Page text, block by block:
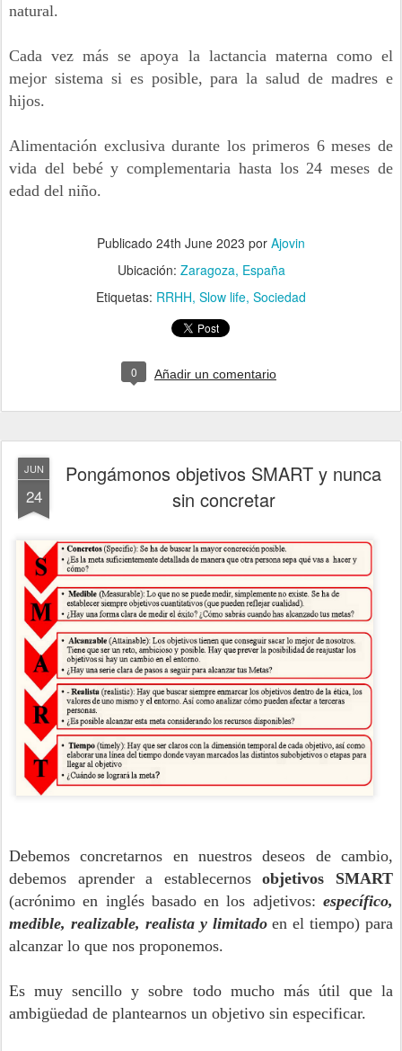
natural.
Cada vez más se apoya la lactancia materna como el
mejor sistema si es posible, para la salud de madres e
hijos.
Alimentación exclusiva durante los primeros 6 meses de
vida del bebé y complementaria hasta los 24 meses de
edad del niño.
Publicado 24th June 2023 por Ajovin
Ubicación: Zaragoza, España
Etiquetas: RRHH Slow life Sociedad
0 Añadir un comentario
JUN
24
Pongámonos objetivos SMART y nunca
sin concretar
Debemos concretarnos en nuestros deseos de cambio,
debemos aprender a establecernosobjetivos SMART
(acrónimo en inglés basado en los adjetivos: específico,
medible, realizable, realista y limitadoen el tiempo) para
alcanzar lo que nos proponemos.
Es muy sencillo y sobre todo mucho más útil que la
ambigüedad de plantearnos un objetivo sin especificar.